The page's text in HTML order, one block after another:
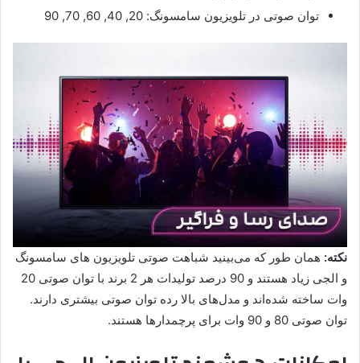
توان صوتی در تلویزیون سامسونگ: 20, 40, 60, 70, 90
نکته: همان طور که می‌بینید شباهت صوتی تلویزیون های سامسونگ
و الجی زیاد هستند و 90 درصد تولیدات هر 2 برند با توان صوتی 20
وات ساخته شده‌اند و مدل‌های بالا رده توان صوتی بیشتری دارند.
توان صوتی 80 و 90 وات برای پرچمدارها هستند.